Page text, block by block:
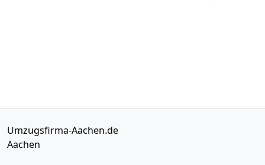
Umzugsfirma-Aachen.de
Aachen